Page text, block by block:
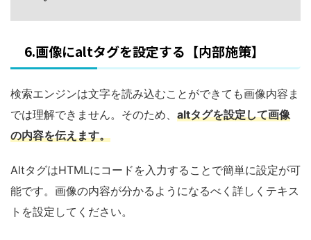
6.画像にaltタグを設定する【内部施策】
検索エンジンは文字を読み込むことができても画像内容ま
では理解できません。そのため、 altタグを設定して画像
の内容を伝えます。
AltタグはHTMLにコードを入力することで簡単に設定が可
能です。画像の内容が分かるようになるべく詳しくテキス
トを設定してください。